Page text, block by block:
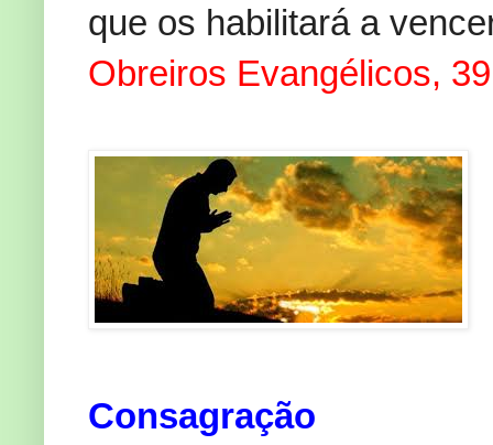
que os habilitará a
Obreiros Evangélicos,
Consagração